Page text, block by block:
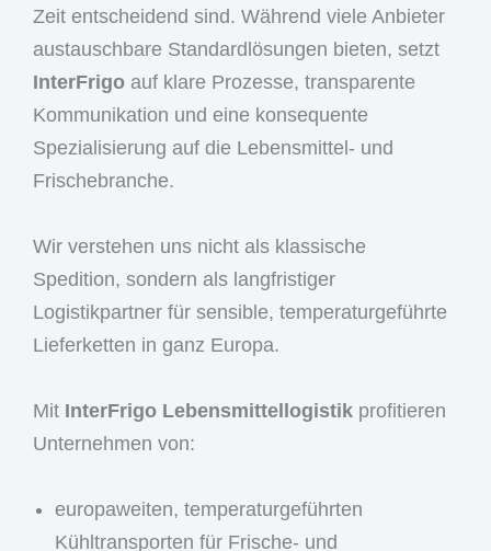
Zeit entscheidend sind. Während viele Anbieter
austauschbare Standardlösungen bieten, setzt
InterFrigo auf klare Prozesse, transparente
Kommunikation und eine konsequente
Spezialisierung auf die Lebensmittel- und
Frischebranche.
Wir verstehen uns nicht als klassische
Spedition, sondern als langfristiger
Logistikpartner für sensible, temperaturgeführte
Lieferketten in ganz Europa.
Mit InterFrigo Lebensmittellogistik profitieren
Unternehmen von:
europaweiten, temperaturgeführten
Kühltransporten für Frische- und